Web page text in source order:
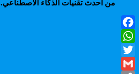
من أحدث تقنيات الذكاء الاصطناعي.
Facebook
WhatsApp
Twitter